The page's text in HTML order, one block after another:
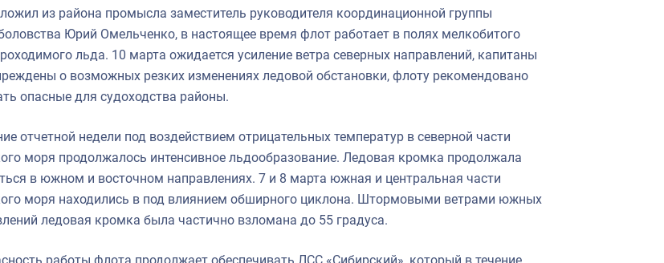
из района промысла заместитель руководителя координационной группы
Юрий Омельченко, в настоящее время флот работает в полях мелкобитого
льда. 10 марта ожидается усиление ветра северных направлений, капитаны
о возможных резких изменениях ледовой обстановки, флоту рекомендовано
опасные для судоходства районы.
отчетной недели под воздействием отрицательных температур в северной части
моря продолжалось интенсивное льдообразование. Ледовая кромка продолжала
в южном и восточном направлениях. 7 и 8 марта южная и центральная части
моря находились в под влиянием обширного циклона. Штормовыми ветрами южных
ледовая кромка была частично взломана до 55 градуса.